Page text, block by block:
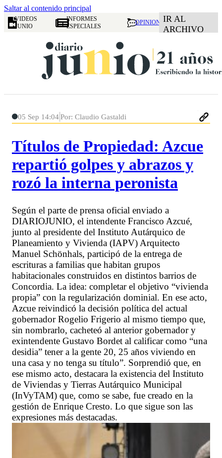
Saltar al contenido principal
VIDEOS
JUNIO
INFORMES
ESPECIALES
OPINION IR AL
ARCHIVO
05 Sep 14:04Por: Claudio Gastaldi
Títulos de Propiedad: Azcue
repartió golpes y abrazos y
rozó la interna peronista
Según el parte de prensa oficial enviado a
DIARIOJUNIO, el intendente Francisco Azcué,
junto al presidente del Instituto Autárquico de
Planeamiento y Vivienda (IAPV) Arquitecto
Manuel Schönhals, participó de la entrega de
escrituras a familias que habitan grupos
habitacionales construidos en distintos barrios de
Concordia. La idea: completar el objetivo “vivienda
propia” con la regularización dominial. En ese acto,
Azcue reivindicó la decisión política del actual
gobernador Rogelio Frigerio al mismo tiempo que,
sin nombrarlo, cacheteó al anterior gobernador y
exintendente Gustavo Bordet al calificar como “una
desidia” tener a la gente 20, 25 años viviendo en
una casa y no tenga su título”. Sorprendió que, en
ese mismo acto, destacara la existencia del Instituto
de Viviendas y Tierras Autárquico Municipal
(InVyTAM) que, como se sabe, fue creado en la
gestión de Enrique Cresto. Lo que sigue son las
expresiones más destacadas.